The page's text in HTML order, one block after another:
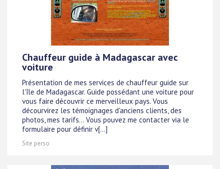
Chauffeur guide à Madagascar avec
voiture
Présentation de mes services de chauffeur guide sur
l'île de Madagascar. Guide possédant une voiture pour
vous faire découvrir ce merveilleux pays. Vous
décourvirez les témoignages d'anciens clients, des
photos, mes tarifs... Vous pouvez me contacter via le
formulaire pour définir v[...]
Site perso